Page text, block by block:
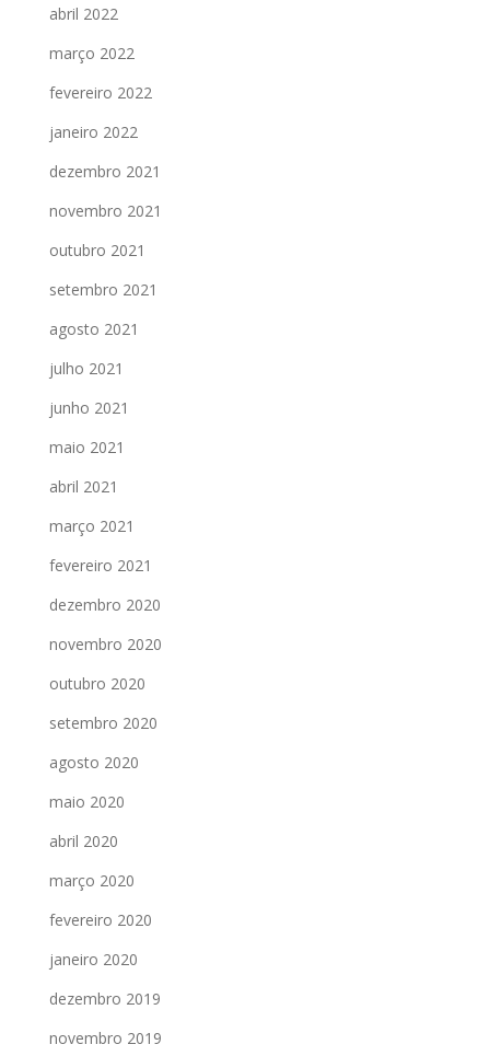
abril 2022
março 2022
fevereiro 2022
janeiro 2022
dezembro 2021
novembro 2021
outubro 2021
setembro 2021
agosto 2021
julho 2021
junho 2021
maio 2021
abril 2021
março 2021
fevereiro 2021
dezembro 2020
novembro 2020
outubro 2020
setembro 2020
agosto 2020
maio 2020
abril 2020
março 2020
fevereiro 2020
janeiro 2020
dezembro 2019
novembro 2019